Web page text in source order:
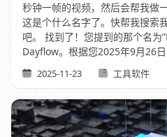
秒钟一帧的视频，然后会帮我做
这是个什么名字了。快帮我搜索
吧。 找到了！您提到的那个名为
Dayflow。根据您2025年9月26
2025-11-23 工具软件